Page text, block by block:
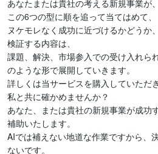
あなたまたは貴社の考える新規事業が、
この6つの型に順を追って当てはめて、
ヌケモレなく成功に近づけるかどうか
検証する内容は、
課題、解決、市場参入での受け入れら
のような形で展開していきます。
詳しくは当サービスを購入していただ
私と共に確かめませんか？
あなた、または貴社の新規事業が成功
補助いたします。
AIでは補えない地道な作業ですから、
ないです。